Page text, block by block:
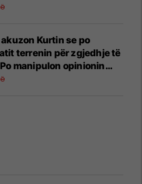
Kurtin se po
terrenin për zgjedhje të
manipulon opinionin